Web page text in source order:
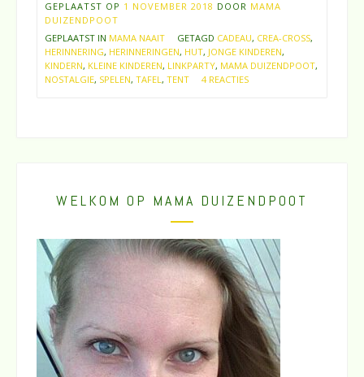
GEPLAATST OP 1 NOVEMBER 2018 DOOR MAMA
DUIZENDPOOT
GEPLAATST IN MAMA NAAIT GETAGD CADEAU, CREA-CROSS,
HERINNERING, HERINNERINGEN, HUT, JONGE KINDEREN,
KINDERN, KLEINE KINDEREN, LINKPARTY, MAMA DUIZENDPOOT,
NOSTALGIE, SPELEN, TAFEL, TENT 4 REACTIES
WELKOM OP MAMA DUIZENDPOOT